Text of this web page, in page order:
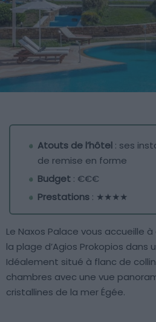
Atouts de l’hôtel : ses
de remise en forme
Budget : €€€
Prestations : ★★★★
Le Naxos Palace vous accueille
la plage d’Agios Prokopios dans
Idéalement situé à flanc de
chambres avec une vue
cristallines de la mer Égée.